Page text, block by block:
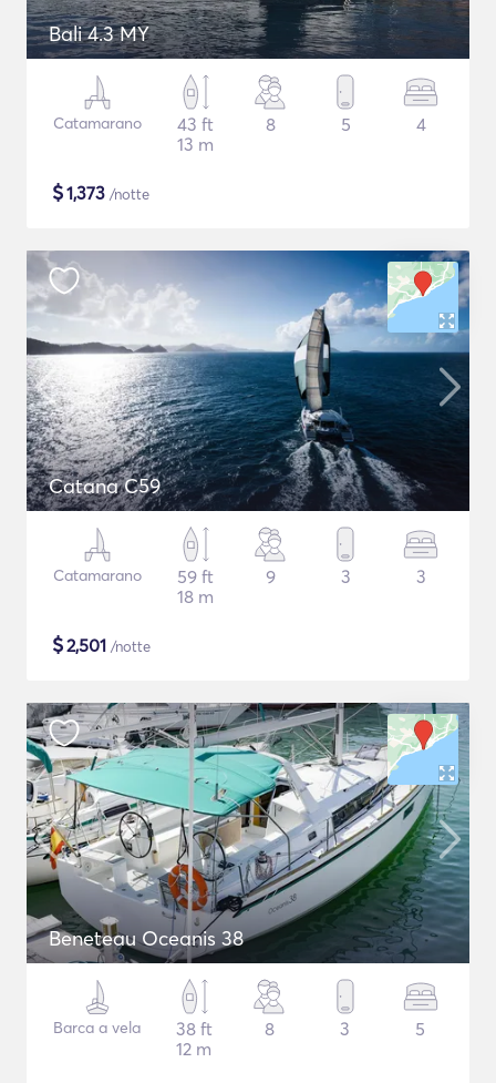
Bali 4.3 MY
Catamarano
43 ft
13 m
8 5 4
$1,373 /notte
Catana C59
Catamarano
59 ft
18 m
9 3 3
$2,501 /notte
Beneteau Oceanis 38
Barca a vela
38 ft
12 m
8 3 5